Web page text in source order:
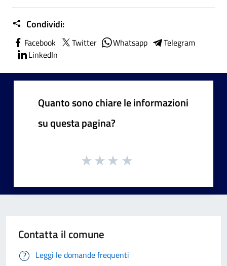
Condividi:
Facebook Twitter Whatsapp
Telegram
LinkedIn
Quanto sono chiare le informazioni
su questa pagina?
Contatta il comune
Leggi le domande frequenti